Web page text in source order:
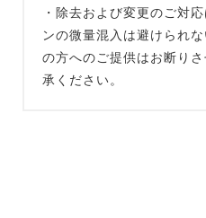
・除去および変更のご対
ンの微量混入は避けられ
の方へのご提供はお断り
承ください。